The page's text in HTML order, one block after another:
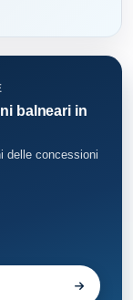
balneari in
delle concessioni